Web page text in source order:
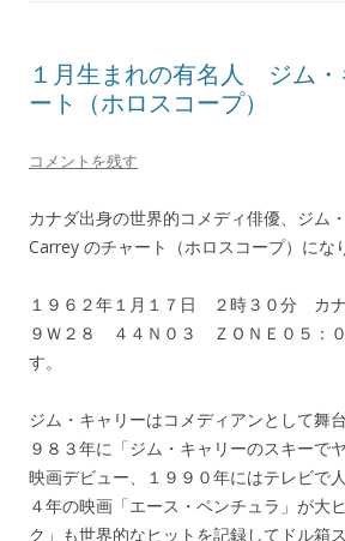
１月生まれの有名人 ジム・
ート（ホロスコープ）
コメントを残す
カナダ出身の世界的コメディ俳優、ジム
Carrey のチャート（ホロスコープ）にな
１９６２年１月１７日 ２時３０分 カ
９Ｗ２８ ４４Ｎ０３ ＺＯＮＥ０５：
す。
ジム・キャリーはコメディアンとして舞
９８３年に「ジム・キャリーのスキーで
映画デビュー、１９９０年にはテレビで
４年の映画「エース・ベンチュラ」が大
ク」も世界的なヒットを記録してドル箱